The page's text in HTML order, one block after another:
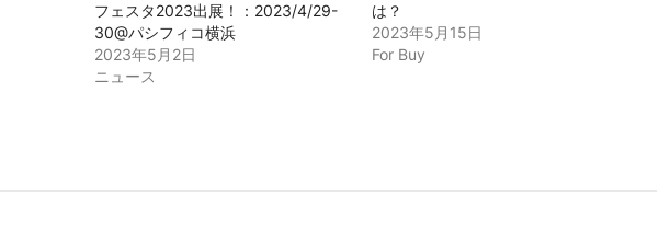
フェスタ2023出展！：2023/4/29-
30@パシフィコ横浜
2023年5月2日
ニュース
は？
2023年5月15日
For Buy